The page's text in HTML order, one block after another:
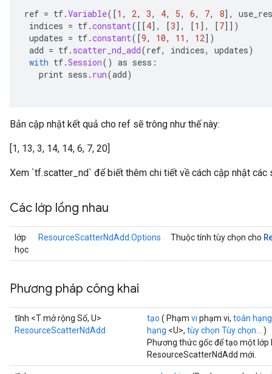
ref = tf.Variable( [1 , 2, 3, 4, 5, 6, 7, 8] ,
indices = tf.constant( [[4] , [3] , [1 ] , [7]] )
updates = tf.constant( [9, 10, 11 , 12] )
add = tf. scatter_nd_add(ref, indices, updates)
with tf.Session() as sess :
print sess . run(add)
Bản cập nhật kết quả cho ref sẽ trông như thế này:
[1, 13, 3, 14, 14, 6, 7, 20]
Xem `tf.scatter_nd` để biết thêm chi tiết về cách cập nhật các
Các lớp lồng nhau
lớp
học
ResourceScatterNdAdd.Options Thuộc tính tùy chọn cho
Phương pháp công khai
tĩnh <T mở rộng Số, U>
ResourceScatterNdAdd
tạo ( Phạm vi phạm vi, toán hạng
hạng <U>, tùy chọn Tùy chọn...
)
Phương thức gốc để tạo một
ResourceScatterNdAdd mới.